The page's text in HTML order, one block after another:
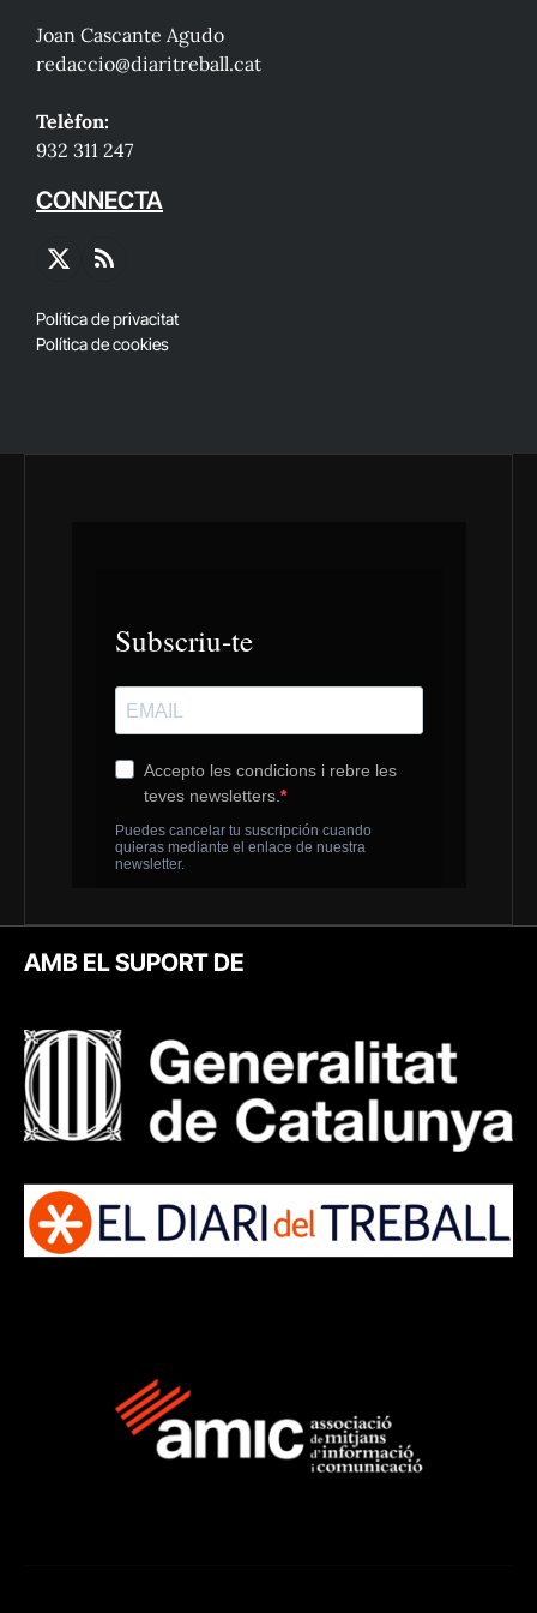
Joan Cascante Agudo
redaccio@diaritreball.cat
Telèfon:
932 311 247
CONNECTA
X
RSS
Política de privacitat
Política de cookies
AMB EL SUPORT DE